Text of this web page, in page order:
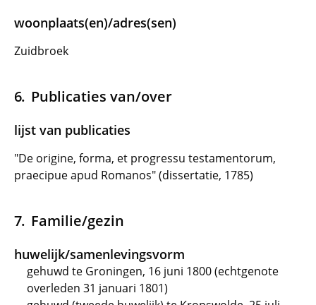
woonplaats(en)/adres(sen)
Zuidbroek
Publicaties van/over
lijst van publicaties
"De origine, forma, et progressu testamentorum,
praecipue apud Romanos" (dissertatie, 1785)
Familie/gezin
huwelijk/samenlevingsvorm
gehuwd te Groningen, 16 juni 1800 (echtgenote
overleden 31 januari 1801)